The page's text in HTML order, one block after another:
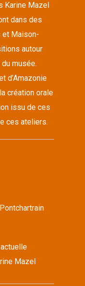
Karine Mazel
dans des
Maison-
autour
musée.
d’Amazonie
création orale
issu de ces
ces ateliers.
Mazel